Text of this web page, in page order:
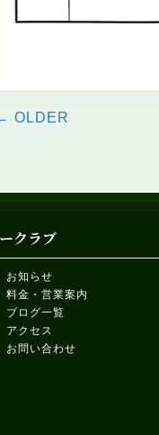
OLDER
クラブ
お知らせ
料金・営業案内
ブログ一覧
アクセス
お問い合わせ